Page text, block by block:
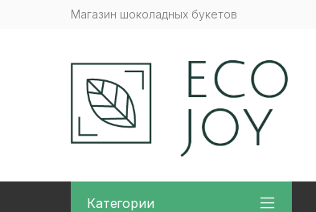
Магазин шоколадных букетов
Категории